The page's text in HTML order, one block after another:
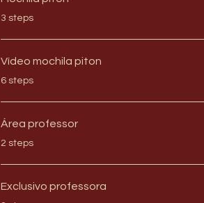
.3 steps
Vídeo mochila piton
.6 steps
Área professor
.2 steps
Exclusivo professora